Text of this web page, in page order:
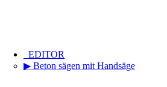
_EDITOR
▶ Beton sägen mit Handsäge